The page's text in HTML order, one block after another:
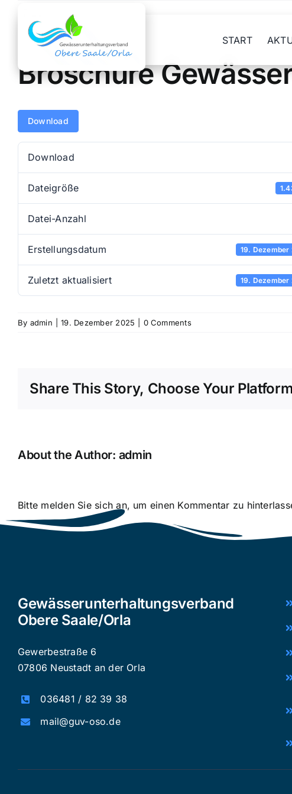
content
START
Broschüre
Download
Download
Dateigröße
Datei-Anzahl
Erstellungsdatum 19. Dezember
Zuletzt aktualisiert 19. Dezember
By admin 19. Dezember 2025 0 Comments
Share This Story, Choose Your
About the Author: admin
Bitte melden Sie sich an, um einen Kommentar zu
Gewässerunterhaltungsverband
Obere Saale/Orla
Gewerbestraße 6
07806 Neustadt an der Orla
036481 / 82 39 38
mail@guv-oso.de